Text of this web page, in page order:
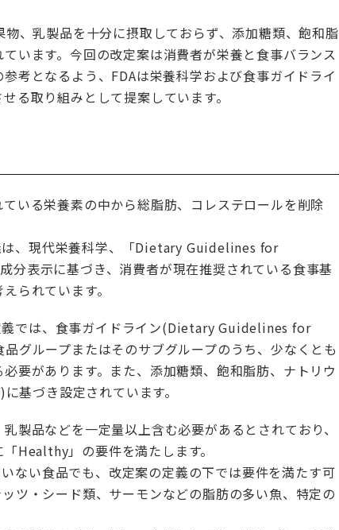
、乳製品を十分に摂取しておらず、添加糖類、飽和脂
います。今回の改定案は消費者が栄養と食事バランス
考となるよう、FDAは栄養科学および食事ガイドライ
る取り組みとして提案しています。
いる栄養素の中から総脂肪、コレステロールを削除
、現代栄養科学、「Dietary Guidelines for
表示に基づき、消費者が現在推奨されている食事基
られています。
では、食事ガイドライン(Dietary Guidelines for
グループまたはそのサブグループのうち、少なくとも
要があります。また、添加糖類、飽和脂肪、ナトリウ
基づき設定されています。
製品などを一定量以上含む必要があるとされており、
Healthy」の要件を満たします。
ない食品でも、改定案の定義の下では要件を満たす可
ツ・シード類、サーモンなどの脂肪の多い魚、特定の